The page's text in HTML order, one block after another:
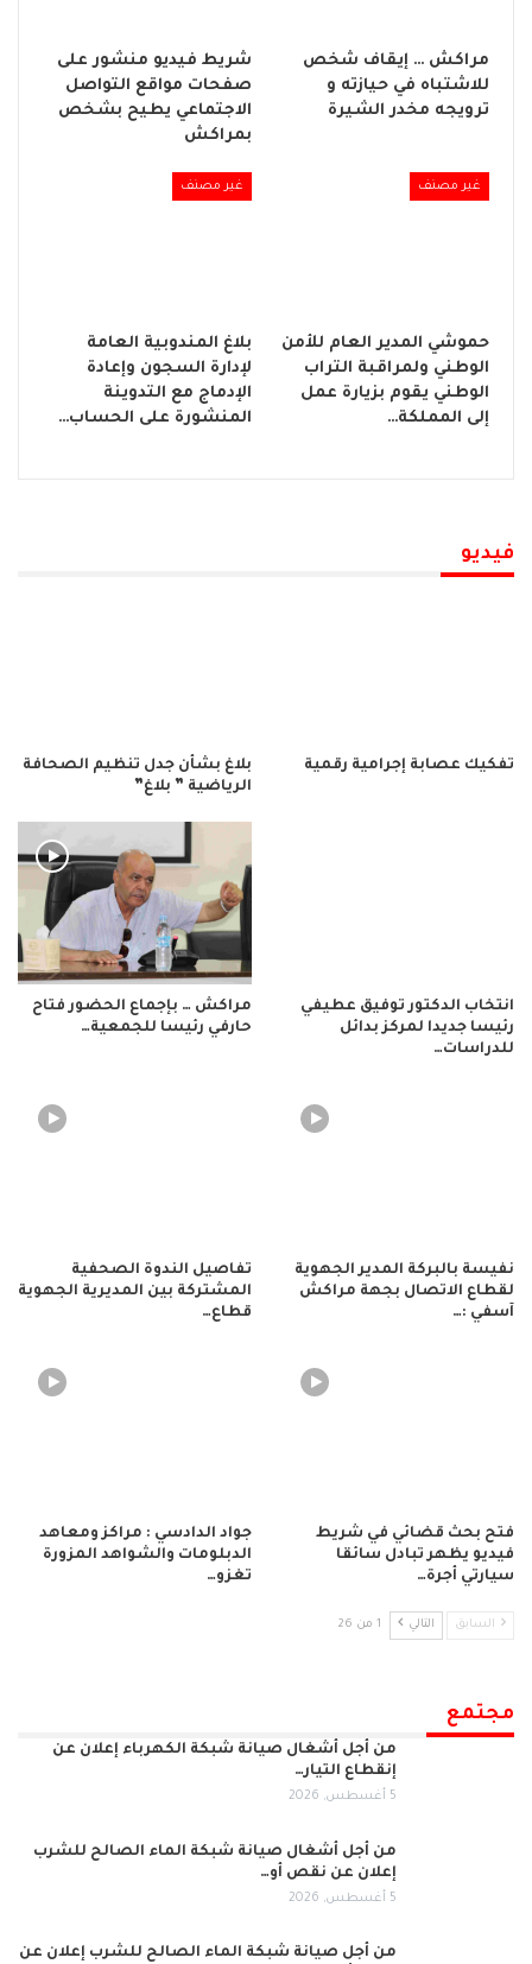
مراكش … إيقاف شخص
للاشتباه في حيازته و
ترويجه مخدر الشيرة
شريط فيديو منشور على
صفحات مواقع التواصل
الاجتماعي يطيح بشخص
بمراكش
غير مصنف
حموشي المدير العام للأمن
الوطني ولمراقبة التراب
الوطني يقوم بزيارة عمل
إلى المملكة…
غير مصنف
بلاغ المندوبية العامة
لإدارة السجون وإعادة
الإدماج مع التدوينة
المنشورة على الحساب…
فيديو
تفكيك عصابة إجرامية رقمية
بلاغ بشأن جدل تنظيم الصحافة
الرياضية ” بلاغ”
انتخاب الدكتور توفيق عطيفي
رئيسا جديدا لمركز بدائل
للدراسات…
مراكش … بإجماع الحضور فتاح
حارفي رئيسا للجمعية…
نفيسة بالبركة المدير الجهوية
لقطاع الاتصال بجهة مراكش
آسفي :…
تفاصيل الندوة الصحفية
المشتركة بين المديرية الجهوية
قطاع…
فتح بحث قضائي في شريط
فيديو يظهر تبادل سائقا
سيارتي أجرة…
جواد الدادسي : مراكز ومعاهد
الدبلومات والشواهد المزورة
تغزو…
السابق التالي 1 من 26
مجتمع
من أجل أشغال صيانة شبكة الكهرباء إعلان عن
إنقطاع التيار…
5 أغسطس, 2026
من أجل أشغال صيانة شبكة الماء الصالح للشرب
إعلان عن نقص أو…
5 أغسطس, 2026
من أجل صيانة شبكة الماء الصالح للشرب إعلان عن